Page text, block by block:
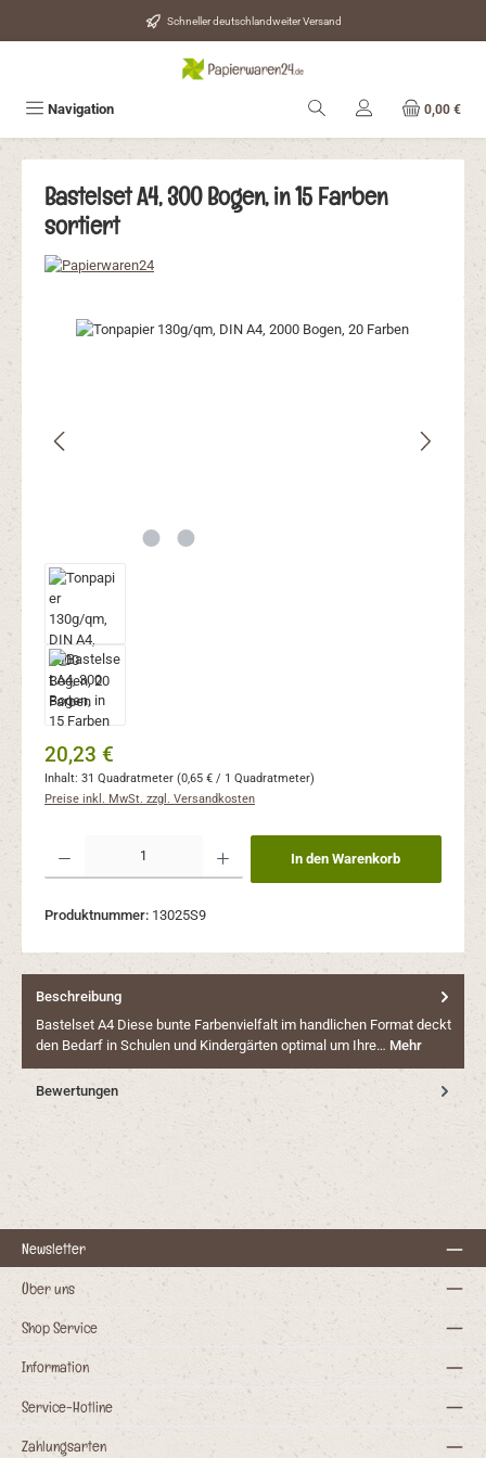
Zum Hauptinhalt springen Schneller deutschlandweiter Versand
Navigation 0,00 €
Bastelset A4, 300 Bogen, in 15 Farben
sortiert
Bildergalerie überspringen
Regulärer Preis:
20,23 €
Inhalt: 31 Quadratmeter (0,65 € / 1 Quadratmeter)
Preise inkl. MwSt. zzgl. Versandkosten
In den Warenkorb
Produktnummer: 13025S9
Beschreibung
Bastelset A4 Diese bunte Farbenvielfalt im handlichen Format deckt
den Bedarf in Schulen und Kindergärten optimal um Ihre… Mehr
Bewertungen
Newsletter
Über uns
Shop Service
Information
Service-Hotline
Zahlungsarten